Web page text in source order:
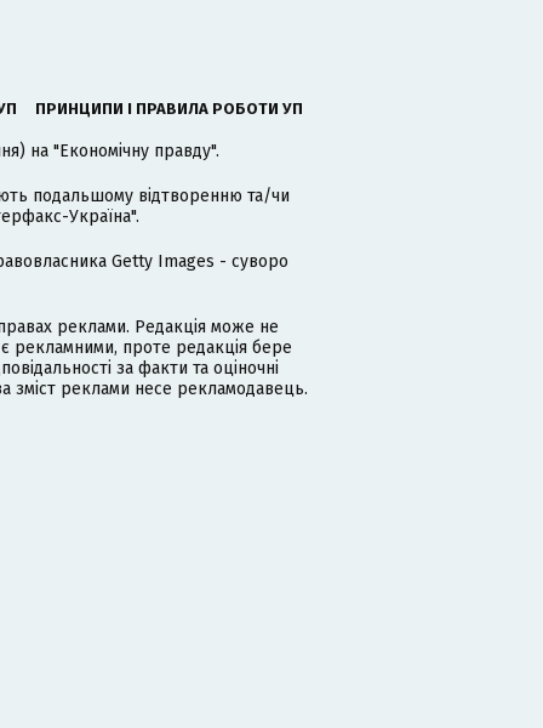
ПРИНЦИПИ І ПРАВИЛА РОБОТИ УП
на "Економічну правду".
подальшому відтворенню та/чи
Україна".
Getty Images - суворо
реклами. Редакція може не
рекламними, проте редакція бере
за факти та оціночні
зміст реклами несе рекламодавець.